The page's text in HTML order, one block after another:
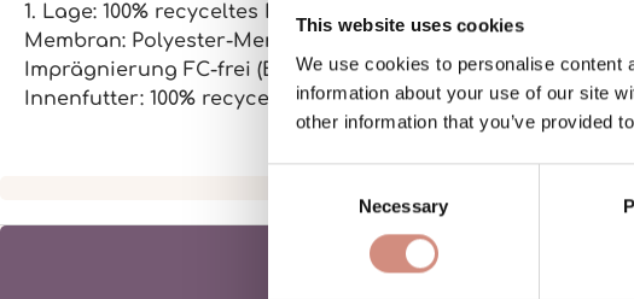
This website uses cookies
We use cookies to personalise content
information about your use of our site
other information that you’ve provided
Necessary
1. Lage: 100% recyceltes Polyester
Membran: Polyester-Membran von Sympatex mit 20.000 mm
Imprägnierung FC-frei (Bionic Finish Eco)
Innenfutter: 100% recyceltes Polyester